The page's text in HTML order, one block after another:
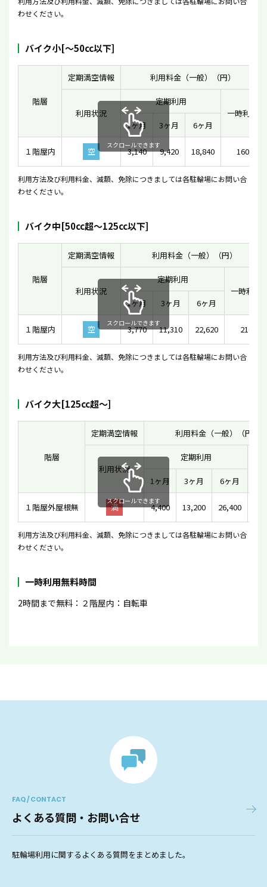
わせください。
バイク小[〜50cc以下]
階層
定期満空情報 利用料金（一般）（円）
利用状況
定期利用
一時利用
1ヶ月
3ヶ月 6ヶ月
１階屋内 空 3,140 9,420 18,840 160
スクロールできます
利用方法及び利用料金、減額、免除につきましては各駐輪場にお問い合
わせください。
バイク中[50cc超〜125cc以下]
階層
定期満空情報 利用料金（一般）（円）
利用状況
定期利用
一時利用
1ヶ月
3ヶ月 6ヶ月
１階屋内 空 3,770 11,310 22,620 210
スクロールできます
利用方法及び利用料金、減額、免除につきましては各駐輪場にお問い合
わせください。
バイク大[125cc超〜]
階層
定期満空情報 利用料金（一般）（円）
利用状況
定期利用
1ヶ月
3ヶ月 6ヶ月
１階屋外屋根無 満 4,400 13,200 26,400
スクロールできます
利用方法及び利用料金、減額、免除につきましては各駐輪場にお問い合
わせください。
一時利用無料時間
2時間まで無料：２階屋内：自転車
FAQ / CONTACT
よくある質問・お問い合せ
駐輪場利用に関するよくある質問をまとめました。